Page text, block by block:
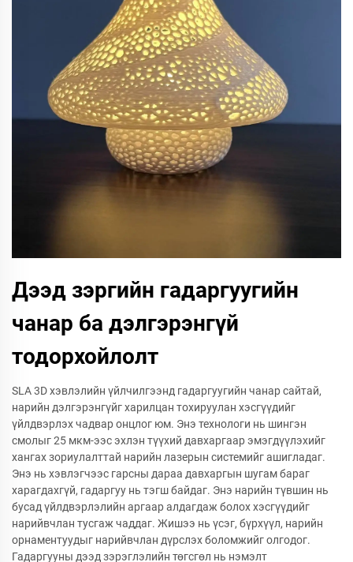
Дээд зэргийн гадаргуугийн
чанар ба дэлгэрэнгүй
тодорхойлолт
SLA 3D хэвлэлийн үйлчилгээнд гадаргуугийн чанар сайтай,
нарийн дэлгэрэнгүйг харилцан тохируулан хэсгүүдийг
үйлдвэрлэх чадвар онцлог юм. Энэ технологи нь шингэн
смолыг 25 мкм-ээс эхлэн түүхий давхаргаар эмэгдүүлэхийг
хангах зориулалттай нарийн лазерын системийг ашигладаг.
Энэ нь хэвлэгчээс гарсны дараа давхаргын шугам бараг
харагдахгүй, гадаргуу нь тэгш байдаг. Энэ нарийн түвшин нь
бусад үйлдвэрлэлийн аргаар алдагдаж болох хэсгүүдийг
нарийвчлан тусгаж чаддаг. Жишээ нь үсэг, бүрхүүл, нарийн
орнаментуудыг нарийвчлан дүрслэх боломжийг олгодог.
Гадаргууны дээд зэрэглэлийн төгсгөл нь нэмэлт